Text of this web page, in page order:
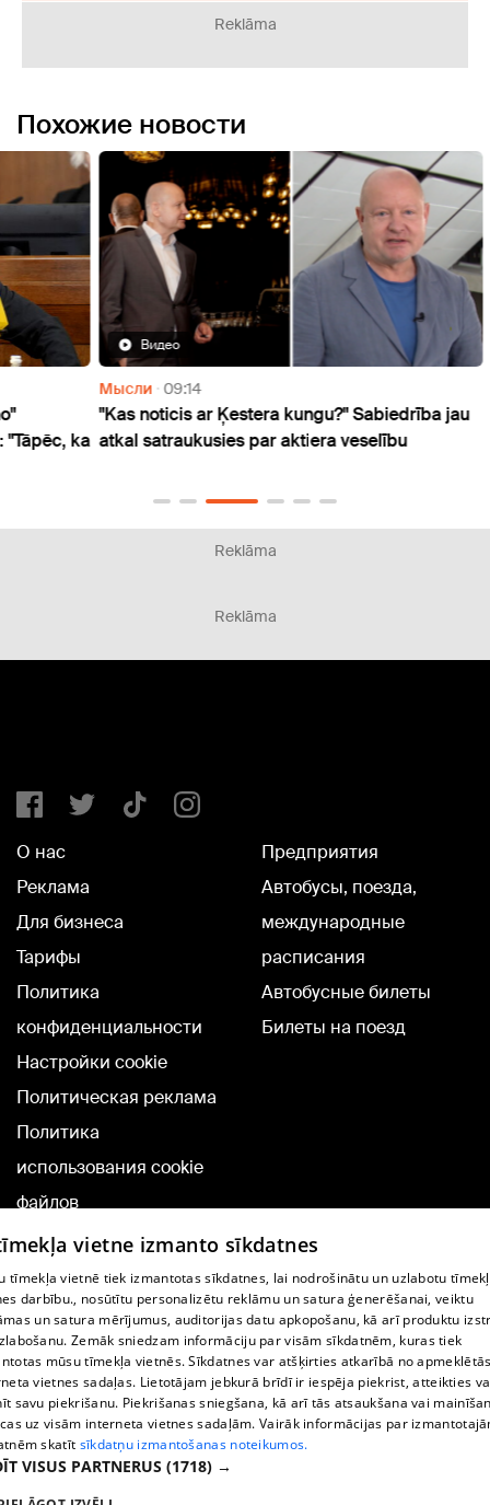
Reklāma
Похожие новости
ka
Видео
Мысли 09:14
"Kas noticis ar Ķestera kungu?" Sabiedrība jau
atkal satraukusies par aktiera veselību
Reklāma
Reklāma
О нас
Реклама
Для бизнеса
Тарифы
Политика
конфиденциальности
Настройки cookie
Политическая реклама
Политика
использования cookie
файлов
Добавление
комментариев
Предприятия
Автобусы, поезда,
международные
расписания
Автобусные билеты
Билеты на поезд
TВ-программа
Условия договора
360 Ziņu kontakti
Helio Media
Служба помощи портала: э-почта -
vietne izmanto sīkdatnes
tīmekļa vietnē tiek izmantotas sīkdatnes, lai nodrošinātu un uzlabotu
darbību., nosūtītu personalizētu reklāmu un satura ģenerēšanai, veiktu
un satura mērījumus, auditorijas datu apkopošanu, kā arī produktu
Zemāk sniedzam informāciju par visām sīkdatnēm, kuras tiek
mūsu tīmekļa vietnēs. Sīkdatnes var atšķirties atkarībā no
vietnes sadaļas. Lietotājam jebkurā brīdī ir iespēja piekrist, atteikties
savu piekrišanu. Piekrišanas sniegšana, kā arī tās atsaukšana vai
uz visām interneta vietnes sadaļām. Vairāk informācijas par
skatīt sīkdatņu izmantošanas noteikumos.
VISUS PARTNERUS (1718) →